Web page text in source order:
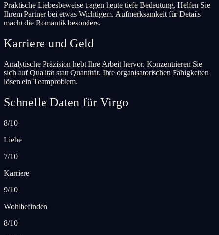
Praktische Liebesbeweise tragen heute tiefe Bedeutung. Helfen Sie
Ihrem Partner bei etwas Wichtigem. Aufmerksamkeit für Details
macht die Romantik besonders.
Karriere und Geld
Analytische Präzision hebt Ihre Arbeit hervor. Konzentrieren Sie
sich auf Qualität statt Quantität. Ihre organisatorischen Fähigkeiten
lösen ein Teamproblem.
Schnelle Daten für Virgo
8/10
Liebe
7/10
Karriere
9/10
Wohlbefinden
8/10